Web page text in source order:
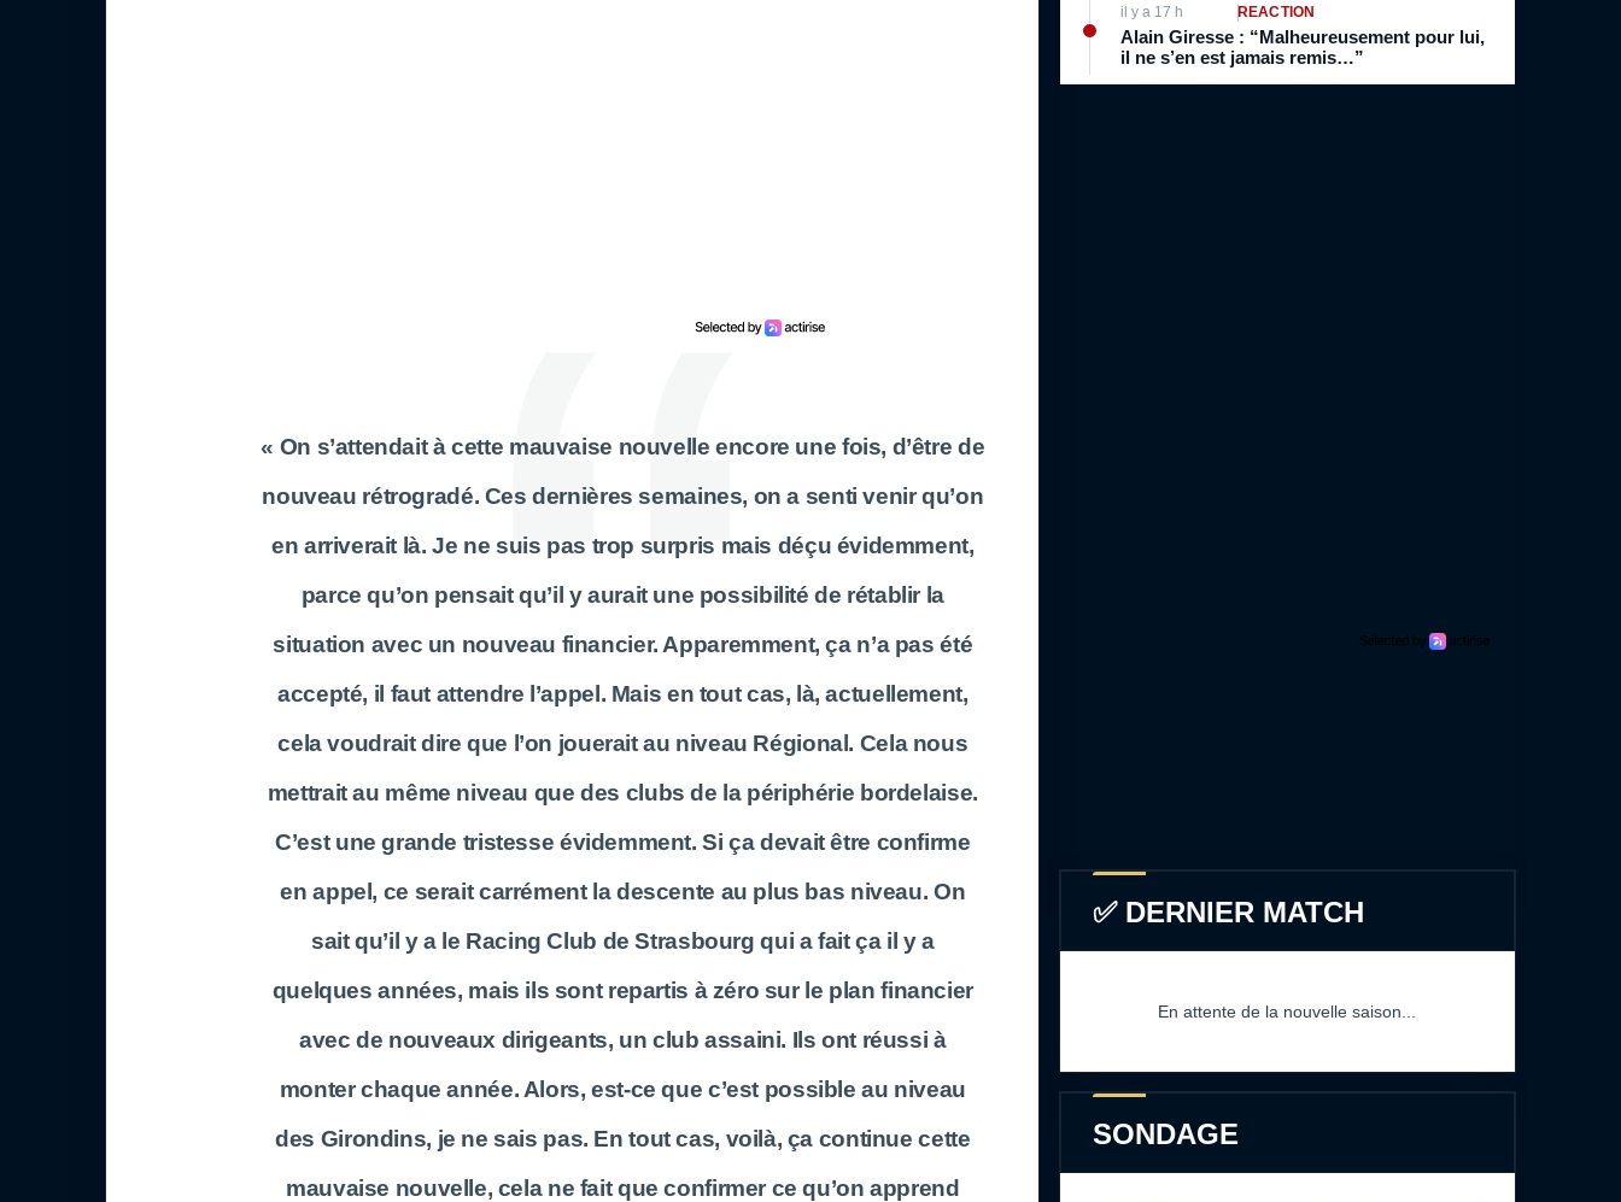
« On s’attendait à cette mauvaise nouvelle encore une fois, d’être de
nouveau rétrogradé. Ces dernières semaines, on a senti venir qu’on
en arriverait là. Je ne suis pas trop surpris mais déçu évidemment,
parce qu’on pensait qu’il y aurait une possibilité de rétablir la
situation avec un nouveau financier. Apparemment, ça n’a pas été
accepté, il faut attendre l’appel. Mais en tout cas, là, actuellement,
cela voudrait dire que l’on jouerait au niveau Régional. Cela nous
mettrait au même niveau que des clubs de la périphérie bordelaise.
C’est une grande tristesse évidemment. Si ça devait être confirme
en appel, ce serait carrément la descente au plus bas niveau. On
sait qu’il y a le Racing Club de Strasbourg qui a fait ça il y a
quelques années, mais ils sont repartis à zéro sur le plan financier
avec de nouveaux dirigeants, un club assaini. Ils ont réussi à
monter chaque année. Alors, est-ce que c’est possible au niveau
des Girondins, je ne sais pas. En tout cas, voilà, ça continue cette
mauvaise nouvelle, cela ne fait que confirmer ce qu’on apprend
il y a 17 h RÉACTION
Alain Giresse : “Malheureusement pour lui,
il ne s’en est jamais remis…”
✅ DERNIER MATCH
En attente de la nouvelle saison...
SONDAGE